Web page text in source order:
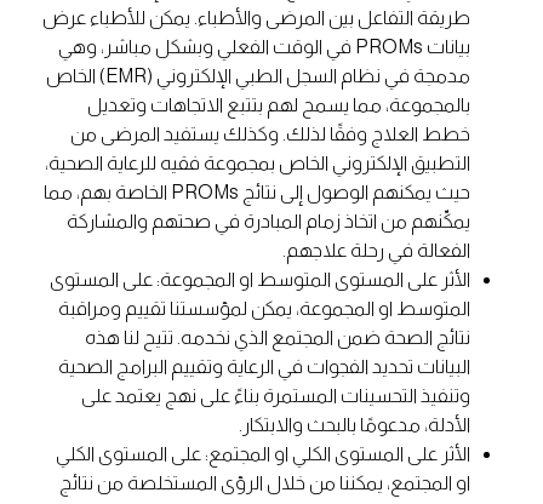
طريقة التفاعل بين المرضى والأطباء. يمكن للأطباء عرض
بيانات PROMs في الوقت الفعلي وبشكل مباشر، وهي
مدمجة في نظام السجل الطبي الإلكتروني (EMR) الخاص
بالمجموعة، مما يسمح لهم بتتبع الاتجاهات وتعديل
خطط العلاج وفقًا لذلك. وكذلك يستفيد المرضى من
التطبيق الإلكتروني الخاص بمجموعة فقيه للرعاية الصحية،
حيث يمكنهم الوصول إلى نتائج PROMs الخاصة بهم، مما
يمكّنهم من اتخاذ زمام المبادرة في صحتهم والمشاركة
الفعالة في رحلة علاجهم.
الأثر على المستوى المتوسط او المجموعة: على المستوى
المتوسط او المجموعة، يمكن لمؤسستنا تقييم ومراقبة
نتائج الصحة ضمن المجتمع الذي نخدمه. تتيح لنا هذه
البيانات تحديد الفجوات في الرعاية وتقييم البرامج الصحية
وتنفيذ التحسينات المستمرة بناءً على نهج يعتمد على
الأدلة، مدعومًا بالبحث والابتكار.
الأثر على المستوى الكلي او المجتمع: على المستوى الكلي
او المجتمع، يمكننا من خلال الرؤى المستخلصة من نتائج